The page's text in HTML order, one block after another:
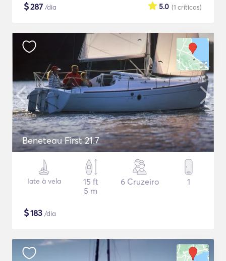
$287 /dia (1 críticas)
5.0
Beneteau First 21.7
Iate à vela
15 ft
5 m
6 Cruzeiro 1
$183 /dia